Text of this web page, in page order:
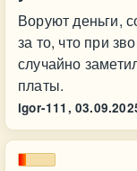
Воруют деньги,
за то, что при
случайно
платы.
igor-111,